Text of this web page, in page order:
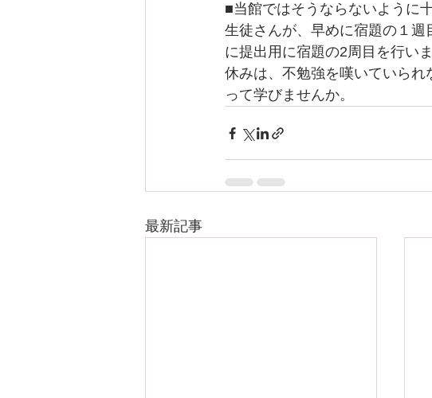
■当館ではそうならないように
生徒さんが、早めに宿題の１
に提出用に宿題の2周目を行い
休みは、不勉強を嘆いていら
って学びませんか。
最新記事